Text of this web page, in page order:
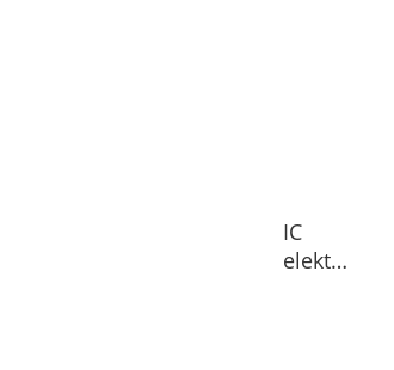
IC
elektroniske